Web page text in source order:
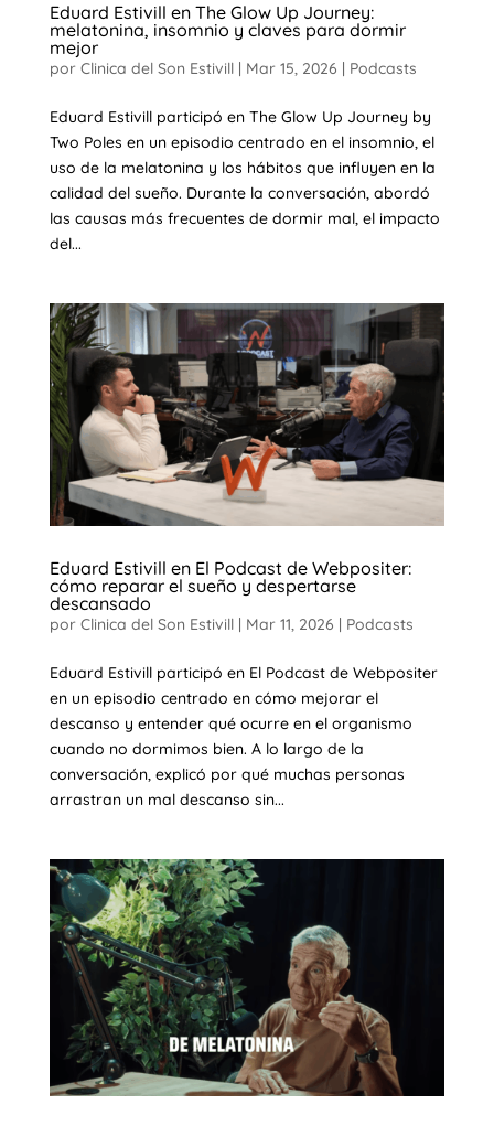
Eduard Estivill en The Glow Up Journey:
melatonina, insomnio y claves para dormir
mejor
por Clinica del Son Estivill| Mar 15, 2026 | Podcasts
Eduard Estivill participó en The Glow Up Journey by
Two Poles en un episodio centrado en el insomnio, el
uso de la melatonina y los hábitos que influyen en la
calidad del sueño. Durante la conversación, abordó
las causas más frecuentes de dormir mal, el impacto
del...
Eduard Estivill en El Podcast de Webpositer:
cómo reparar el sueño y despertarse
descansado
por Clinica del Son Estivill| Mar 11, 2026 | Podcasts
Eduard Estivill participó en El Podcast de Webpositer
en un episodio centrado en cómo mejorar el
descanso y entender qué ocurre en el organismo
cuando no dormimos bien. A lo largo de la
conversación, explicó por qué muchas personas
arrastran un mal descanso sin...